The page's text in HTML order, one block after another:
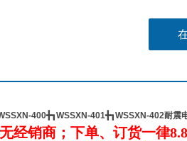
400╋┓WSSXN-401╋┓WSSXN-402耐震
经销商；下单、订货一律8.8